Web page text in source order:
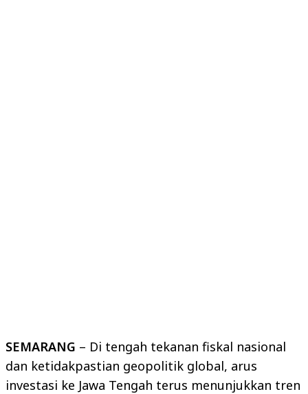
SEMARANG – Di tengah tekanan fiskal nasional
dan ketidakpastian geopolitik global, arus
investasi ke Jawa Tengah terus menunjukkan tren